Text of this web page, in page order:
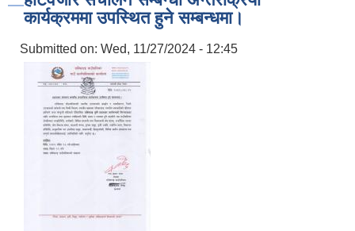
कार्यक्रममा उपस्थित हुने सम्बन्धमा।
Submitted on: Wed, 11/27/2024 - 12:45